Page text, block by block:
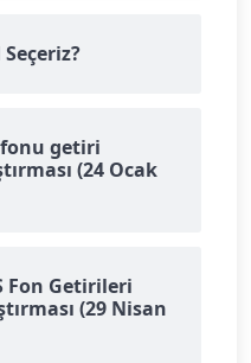
fonu getiri
(24 Ocak
Fon Getirileri
(29 Nisan